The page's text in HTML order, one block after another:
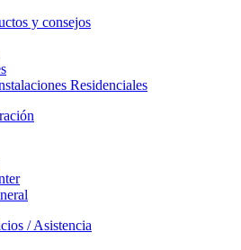
y consejos
Residenciales
/ Asistencia